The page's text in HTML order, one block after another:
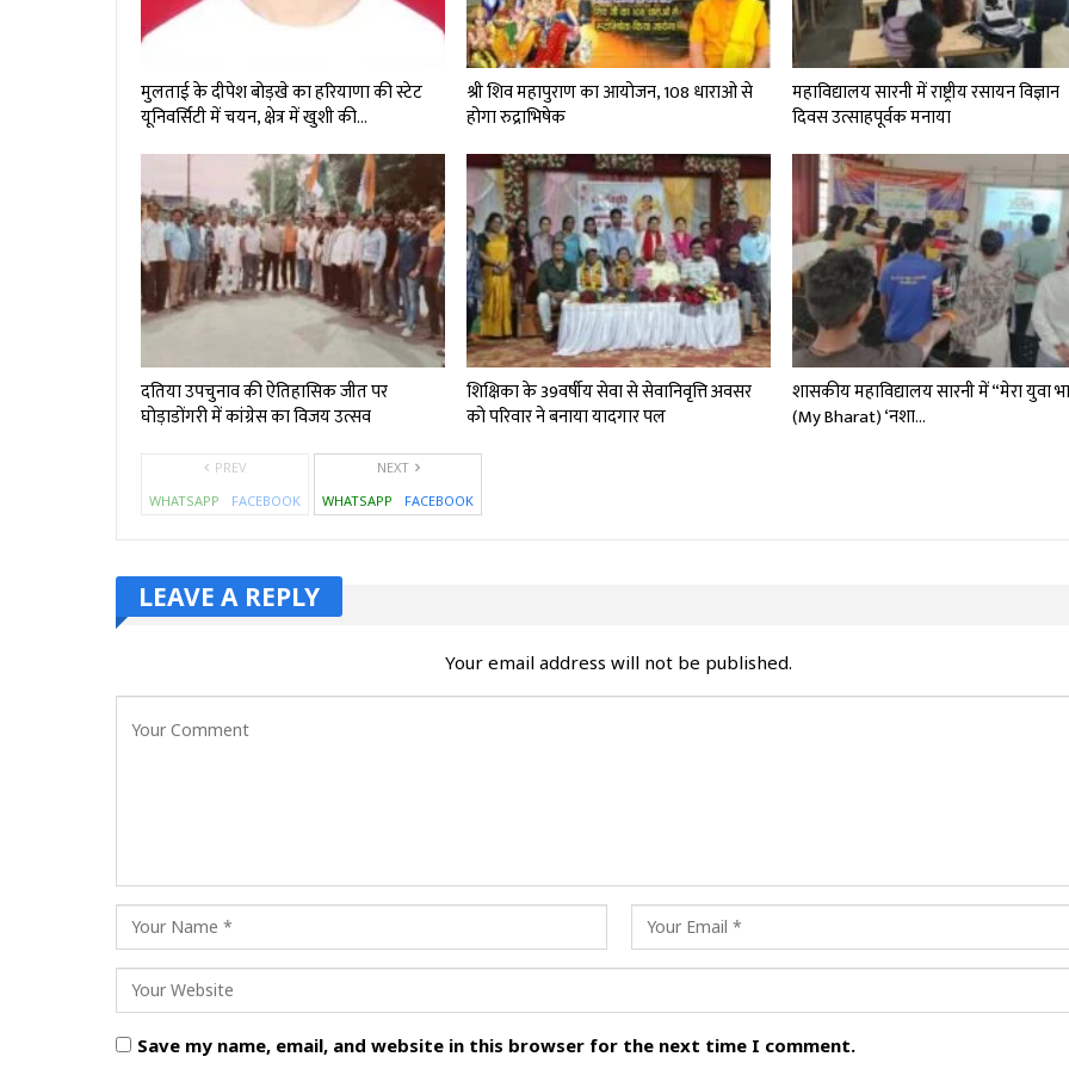
मुलताई के दीपेश बोड़खे का हरियाणा की स्टेट
यूनिवर्सिटी में चयन, क्षेत्र में खुशी की…
श्री शिव महापुराण का आयोजन, 108 धाराओ से
होगा रुद्राभिषेक
महाविद्यालय सारनी में राष्ट्रीय रसायन विज्ञान
दिवस उत्साहपूर्वक मनाया
दतिया उपचुनाव की ऐतिहासिक जीत पर
घोड़ाडोंगरी में कांग्रेस का विजय उत्सव
शिक्षिका के 39वर्षीय सेवा से सेवानिवृत्ति अवसर
को परिवार ने बनाया यादगार पल
शासकीय महाविद्यालय सारनी में “मेरा युवा
(My Bharat) ‘नशा…
PREV
WHATSAPP
FACEBOOK
NEXT
WHATSAPP
FACEBOOK
LEAVE A REPLY
Your email address will not be published.
Save my name, email, and website in this browser for the next time I comment.